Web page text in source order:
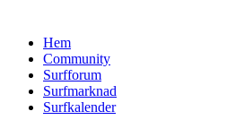
Hem
Community
Surfforum
Surfmarknad
Surfkalender